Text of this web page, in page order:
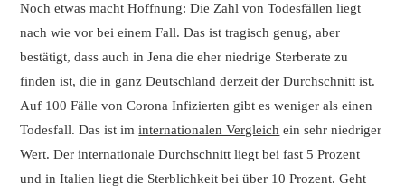
Noch etwas macht Hoffnung: Die Zahl von Todesfällen liegt
nach wie vor bei einem Fall. Das ist tragisch genug, aber
bestätigt, dass auch in Jena die eher niedrige Sterberate zu
finden ist, die in ganz Deutschland derzeit der Durchschnitt ist.
Auf 100 Fälle von Corona Infizierten gibt es weniger als einen
Todesfall. Das ist iminternationalen Vergleich ein sehr niedriger
Wert. Der internationale Durchschnitt liegt bei fast 5 Prozent
und in Italien liegt die Sterblichkeit bei über 10 Prozent. Geht